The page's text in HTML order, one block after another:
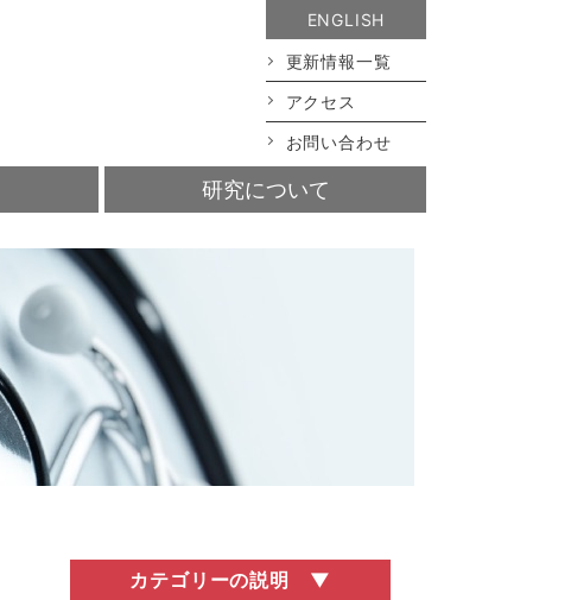
ENGLISH
更新情報一覧
アクセス
お問い合わせ
研究について
カテゴリーの説明